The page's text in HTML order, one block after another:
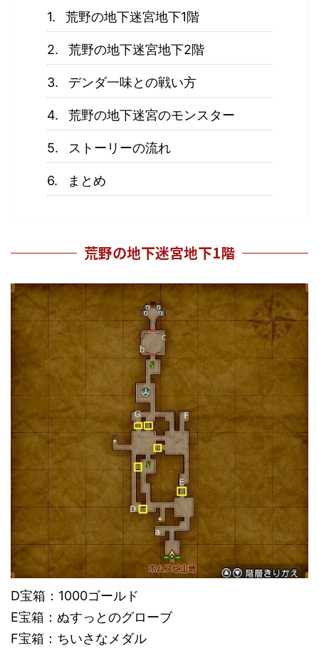
荒野の地下迷宮地下1階
荒野の地下迷宮地下2階
デンダ一味との戦い方
荒野の地下迷宮のモンスター
ストーリーの流れ
まとめ
荒野の地下迷宮地下1階
D宝箱：1000ゴールド
E宝箱：ぬすっとのグローブ
F宝箱：ちいさなメダル